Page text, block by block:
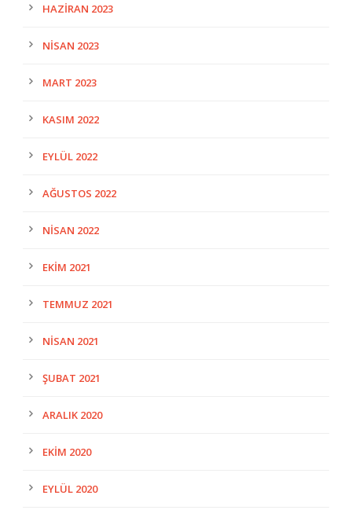
HAZIRAN 2023
NISAN 2023
MART 2023
KASIM 2022
EYLÜL 2022
AĞUSTOS 2022
NISAN 2022
EKIM 2021
TEMMUZ 2021
NISAN 2021
ŞUBAT 2021
ARALIK 2020
EKIM 2020
EYLÜL 2020